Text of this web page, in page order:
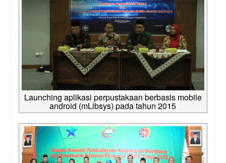
Launching aplikasi perpustakaan berbasis mobile
android (mLibsys) pada tahun 2015